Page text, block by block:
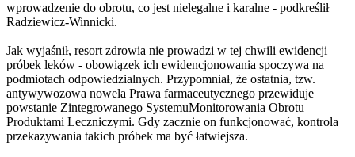
wprowadzenie do obrotu, co jest nielegalne i karalne - podkreślił
Radziewicz-Winnicki.
Jak wyjaśnił, resort zdrowia nie prowadzi w tej chwili ewidencji
próbek leków - obowiązek ich ewidencjonowania spoczywa na
podmiotach odpowiedzialnych. Przypomniał, że ostatnia, tzw.
antywywozowa nowela Prawa farmaceutycznego przewiduje
powstanie Zintegrowanego SystemuMonitorowania Obrotu
Produktami Leczniczymi. Gdy zacznie on funkcjonować, kontrola
przekazywania takich próbek ma być łatwiejsza.